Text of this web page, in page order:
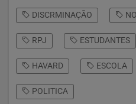
DISCRMINAÇÃO
RPJ ESTUDANTES
HAVARD ESCOLA
POLITICA